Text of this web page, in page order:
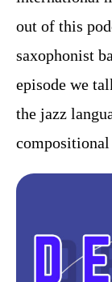
out of this
saxophonist
episode we
the jazz
compositional